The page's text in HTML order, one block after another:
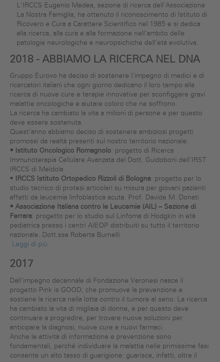
L'IRCCS Eugenio Medea, sezione di ricerca dell'Associazione
La Nostra Famiglia, ha ottenuto il riconoscimento di Istituto di
Ricovero e Cura a Carattere Scientifico nel 1985 e si dedica
alla ricerca, alla cura e alla formazione nell’ambito delle
patologie neurologiche e neuropsichiche dell’età evolutiva.
2018 - ABBIAMO LA RICERCA NEL DNA
Gruppo Eurovo ha deciso di sostenere l’impegno di medici e di
ricercatori italiani che ogni giorno dedicano il loro tempo alla
ricerca di nuove cure e terapie innovative per sconfiggere gravi
malattie oncologiche e aiutare coloro che ne soffrono.
La ricerca ha cambiato la vita a milioni di persone e per questo
deve essere sostenuta.
Quest’anno abbiamo deciso di sostenere ambiziosi progetti
promossi da realtà presenti sul nostro territorio nazionale:
• Istituto Oncologico Romagnolo: progetto di Ricerca
Immunoterapia Cellulare Avanzata del Dott. Guidoboni dell’IRST
IRCCS di Meldola
• IRCCS Istituto Ortopedico Rizzoli di Bologna: progetto per lo
studio tecnico di protesi articolari su misura per giovani pazienti
affetti da leucemia linfoblastica acuta. Prof. Davide M. Donati
• Associazione Italiana contro le Leucemie (AIL) – Sezione di
Ferrara: progetto per lo studio sul Linfoma di Hodgkin in età
pediatrica presso i centri AIEOP distribuiti su tutto il territorio
nazionale. Dott.ssa Roberta Burnelli
Leggi di più
2017
Dall’impegno decennale di Fondazione Veronesi nasce il
progetto Pink is GOOD, che promuove la prevenzione e
sostiene la ricerca nella lotta contro il tumore al seno. La ricerca
ha cambiato la vita di migliaia di donne, e per questo deve
continuare a progredire, per trovare nuove soluzioni per
anticipare la diagnosi, nuove cure e nuovi farmaci.
Anche le attività di informazione e prevenzione sono
fondamentali, perché individuare la malattia nelle primissime fasi
consente un alto tasso di guarigione: guarisce, infatti, oltre il